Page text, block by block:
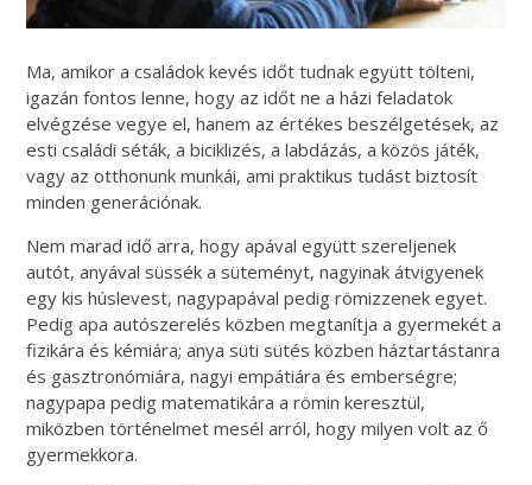
Ma, amikor a családok kevés időt tudnak együtt tölteni,
igazán fontos lenne, hogy az időt ne a házi feladatok
elvégzése vegye el, hanem az értékes beszélgetések, az
esti családi séták, a biciklizés, a labdázás, a közös játék,
vagy az otthonunk munkái, ami praktikus tudást biztosít
minden generációnak.
Nem marad idő arra, hogy apával együtt szereljenek
autót, anyával süssék a süteményt, nagyinak átvigyenek
egy kis húslevest, nagypapával pedig römizzenek egyet.
Pedig apa autószerelés közben megtanítja a gyermekét a
fizikára és kémiára; anya süti sütés közben háztartástanra
és gasztronómiára, nagyi empátiára és emberségre;
nagypapa pedig matematikára a römin keresztül,
miközben történelmet mesél arról, hogy milyen volt az ő
gyermekkora.